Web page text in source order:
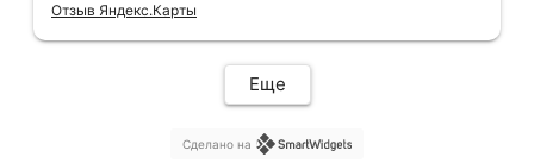
качественно и красиво! Прощание
организовано достойно, с большим
уважением к усопшим и семье! Рекомендую!
Отзыв Яндекс.Карты
Еще
Сделано на